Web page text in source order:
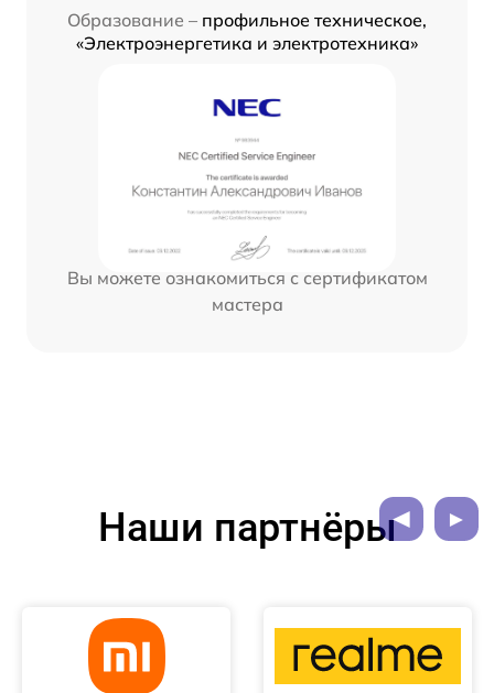
Образование – профильное техническое,
«Электроэнергетика и электротехника»
Вы можете ознакомиться с сертификатом
мастера
Наши партнёры